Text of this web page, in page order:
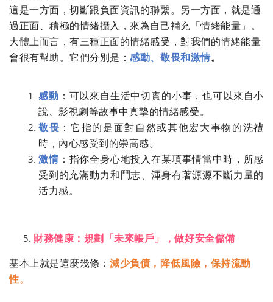
這是一方面，切斷跟負面資訊的聯繫。另一方面，就是通
過正面、積極的情緒攝入，來為自己補充「情緒能量」。
大體上而言，有三種正面的情緒感受，對我們的情緒能量
會很有幫助。它們分別是：感動、敬畏和激情。
感動 ：可以來自生活中切實的小事，也可以來自小
說、影視劇等故事中真摯的情緒感受。
敬畏 ：它指的是面對自然或其他宏大事物的洗禮
時，內心感受到的崇高感。
激情：指你全身心地投入在某項事情當中時，所感
受到的充滿動力和鬥志、渾身有著源源不斷力量的
活力感。
財務健康：規劃「未來帳戶」，做好安全儲備
基本上就是這麼幾條：減少負債，降低風險，保持流動
性。